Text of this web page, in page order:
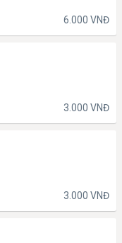
6.000 VNĐ
3.000 VNĐ
3.000 VNĐ